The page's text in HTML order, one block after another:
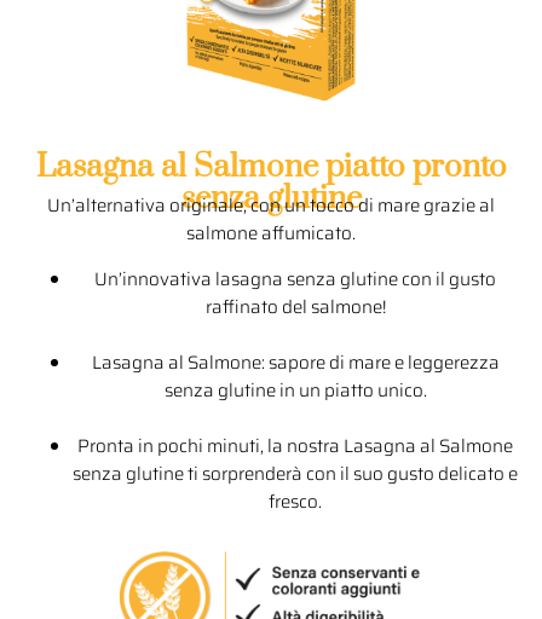
Lasagna al Salmone piatto pronto
senza glutine
Un’alternativa originale, con un tocco di mare grazie al
salmone affumicato.
Un’innovativa lasagna senza glutine con il gusto
raffinato del salmone!
Lasagna al Salmone: sapore di mare e leggerezza
senza glutine in un piatto unico.
Pronta in pochi minuti, la nostra Lasagna al Salmone
senza glutine ti sorprenderà con il suo gusto delicato e
fresco.